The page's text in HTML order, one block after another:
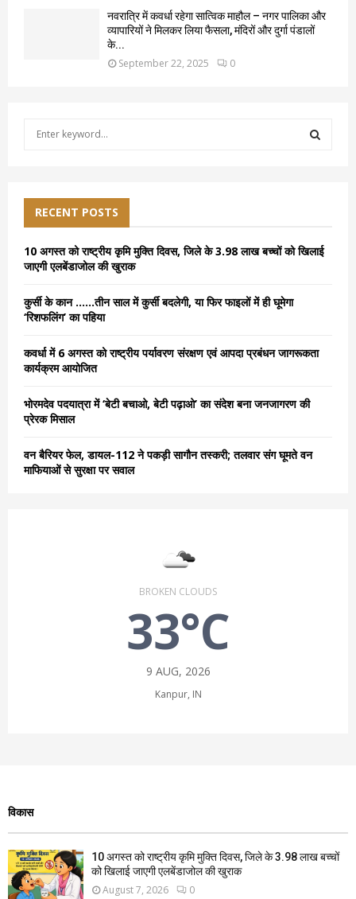
नवरात्रि में कवर्धा रहेगा सात्विक माहौल – नगर पालिका और
व्यापारियों ने मिलकर लिया फैसला, मंदिरों और दुर्गा पंडालों
के...
September 22, 2025 0
f
o
r
RECENT POSTS
10 अगस्त को राष्ट्रीय कृमि मुक्ति दिवस, जिले के 3.98 लाख बच्चों को खिलाई
जाएगी एलबेंडाजोल की खुराक
कुर्सी के कान ……तीन साल में कुर्सी बदलेगी, या फिर फाइलों में ही घूमेगा
‘रिशफलिंग’ का पहिया
कवर्धा में 6 अगस्त को राष्ट्रीय पर्यावरण संरक्षण एवं आपदा प्रबंधन जागरूकता
कार्यक्रम आयोजित
भोरमदेव पदयात्रा में ‘बेटी बचाओ, बेटी पढ़ाओ’ का संदेश बना जनजागरण की
प्रेरक मिसाल
वन बैरियर फेल, डायल-112 ने पकड़ी सागौन तस्करी; तलवार संग घूमते वन
माफियाओं से सुरक्षा पर सवाल
BROKEN CLOUDS
33°C
9 AUG, 2026
Kanpur, IN
विकास
10 अगस्त को राष्ट्रीय कृमि मुक्ति दिवस, जिले के 3.98 लाख बच्चों
को खिलाई जाएगी एलबेंडाजोल की खुराक
August 7, 2026 0